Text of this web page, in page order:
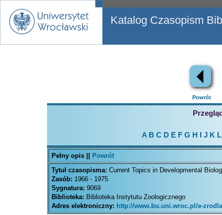
Katalog Czasopism
Powrót
A B C D EFG H J K L
Pełny opis ||
Powrót
Tytuł czasopisma: Current Topics in Developmental
Zasób: 1966 - 1975
Sygnatura: 9069
Biblioteka: Biblioteka Instytutu Zoologicznego
Adres elektroniczny: http://www.bu.uni.wroc.pl/e-